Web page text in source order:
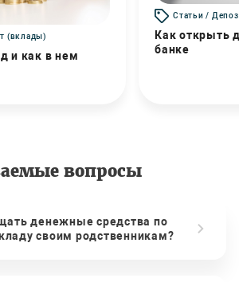
(вклады)
и как в нем
Статьи /
Как открыть
банке
вопросы
денежные средства по
своим родственникам?